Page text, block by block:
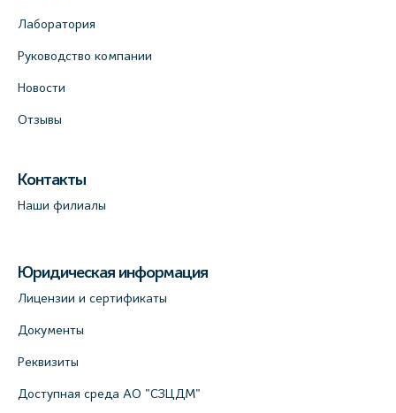
Лаборатория
Руководство компании
Новости
Отзывы
Контакты
Наши филиалы
Юридическая информация
Лицензии и сертификаты
Документы
Реквизиты
Доступная среда АО "СЗЦДМ"